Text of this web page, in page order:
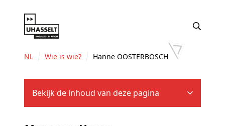
NL Wie is wie? Hanne OOSTERBOSCH
Bekijk de inhoud van deze pagina